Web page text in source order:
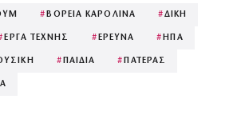
# ΒΟΡΕΙΑ ΚΑΡΟΛΙΝΑ #ΔΙΚΗ
ΕΡΓΑ ΤΕΧΝΗΣ # ΕΡΕΥΝΑ # ΗΠΑ
# ΠΑΙΔΙΑ # ΠΑΤΕΡΑΣ